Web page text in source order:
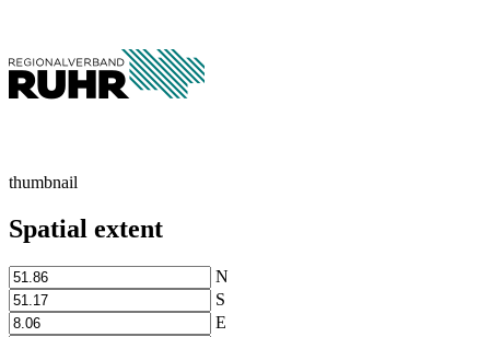
thumbnail
Spatial extent
N
S
E